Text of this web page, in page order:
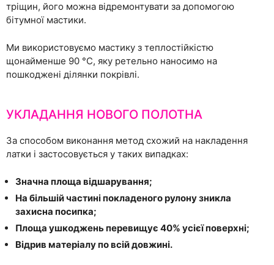
тріщин, його можна відремонтувати за допомогою
бітумної мастики.
Ми використовуємо мастику з теплостійкістю
щонайменше 90 °С, яку ретельно наносимо на
пошкоджені ділянки покрівлі.
УКЛАДАННЯ НОВОГО ПОЛОТНА
За способом виконання метод схожий на накладення
латки і застосовується у таких випадках:
Значна площа відшарування;
На більшій частині покладеного рулону зникла
захисна посипка;
Площа ушкоджень перевищує 40% усієї поверхні;
Відрив матеріалу по всій довжині.